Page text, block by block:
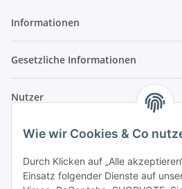
Wie wir Cookies & Co
Durch Klicken auf „Alle
Einsatz folgender Dienste auf
Informationen
Gesetzliche Informationen
Nutzer